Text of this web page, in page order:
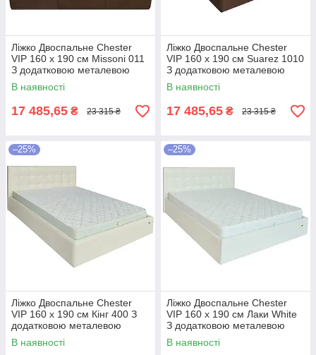
Ліжко Двоспальне Chester
VIP 160 х 190 см Missoni 011
З додатковою металевою
цільнозварною рамою
Темно-коричневий
В наявності
17 485,65 ₴ 23 315 ₴
Ліжко Двоспальне Chester
VIP 160 х 190 см Suarez 1010
З додатковою металевою
цільнозварною рамою
Коричневий
В наявності
17 485,65 ₴ 23 315 ₴
–25%
Ліжко Двоспальне Chester
VIP 160 х 190 см Кінг 400 З
додатковою металевою
цільнозварною рамою C1
Білий
В наявності
–25%
Ліжко Двоспальне Chester
VIP 160 х 190 см Лаки White
З додатковою металевою
цільнозварною рамою Білий
В наявності